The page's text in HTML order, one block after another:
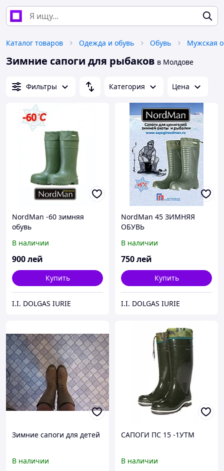
Каталог товаров Одежда и обувь Обувь Мужская
Зимние сапоги для рыбаков в Молдове
Фильтры Категория Цена
NordMan -60 зимняя
обувь
В наличии
900лей
Купить
I.I. DOLGAS IURIE
NordMan 45 ЗИМНЯЯ
ОБУВЬ
В наличии
750лей
Купить
I.I. DOLGAS IURIE
Зимние сапоги для детей
В наличии
САПОГИ ПС 15 -1УTM
В наличии